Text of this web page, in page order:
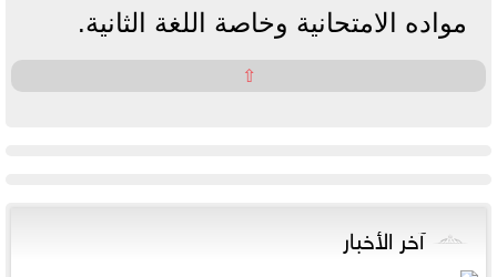
مواده الامتحانية وخاصة اللغة الثانية.
⇧
آخر الأخبار